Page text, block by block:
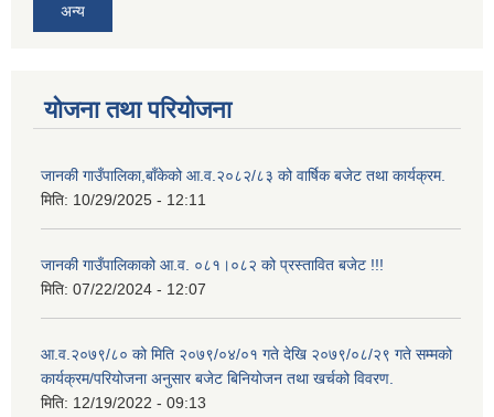
अन्य
योजना तथा परियोजना
जानकी गाउँपालिका,बाँकेको आ.व.२०८२/८३ को वार्षिक बजेट तथा कार्यक्रम.
मिति: 10/29/2025 - 12:11
जानकी गाउँपालिकाको आ.व. ०८१।०८२ को प्रस्तावित बजेट !!!
मिति: 07/22/2024 - 12:07
आ.व.२०७९/८० को मिति २०७९/०४/०१ गते देखि २०७९/०८/२९ गते सम्मको
कार्यक्रम/परियोजना अनुसार बजेट बिनियोजन तथा खर्चको विवरण.
मिति: 12/19/2022 - 09:13